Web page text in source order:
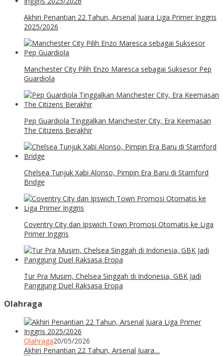
Akhiri Penantian 22 Tahun, Arsenal Juara Liga Primer Inggris
2025/2026
Manchester City Pilih Enzo Maresca sebagai Suksesor Pep
Guardiola
Pep Guardiola Tinggalkan Manchester City, Era Keemasan
The Citizens Berakhir
Chelsea Tunjuk Xabi Alonso, Pimpin Era Baru di Stamford
Bridge
Coventry City dan Ipswich Town Promosi Otomatis ke Liga
Primer Inggris
Tur Pra Musim, Chelsea Singgah di Indonesia, GBK Jadi
Panggung Duel Raksasa Eropa
Olahraga
Olahraga20/05/2026
Akhiri Penantian 22 Tahun, Arsenal Juara…